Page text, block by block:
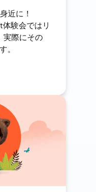
近に！
験会ではリ
実際にその
。